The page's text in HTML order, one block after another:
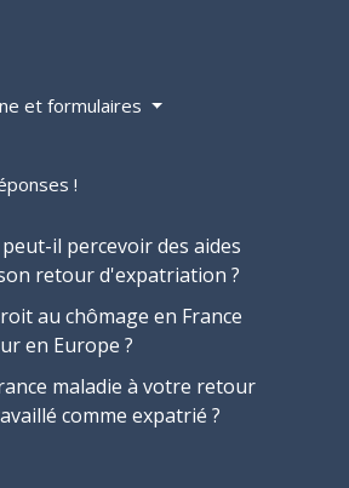
et formulaires
!
il percevoir des aides
retour d'expatriation ?
au chômage en France
en Europe ?
maladie à votre retour
comme expatrié ?